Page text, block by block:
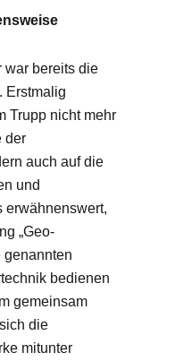
war bereits die
Erstmalig
Trupp nicht mehr
der
auch auf die
und
erwähnenswert,
„Geo-
genannten
bedienen
gemeinsam
die
mitunter